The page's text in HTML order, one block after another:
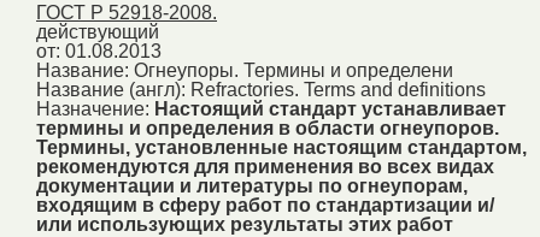
ГОСТ Р 52918-2008.
действующий
от: 01.08.2013
Название: Огнеупоры. Термины и определени
Название (англ): Refractories. Terms and definitions
Назначение: Настоящий стандарт устанавливает
термины и определения в области огнеупоров.
Термины, установленные настоящим стандартом,
рекомендуются для применения во всех видах
документации и литературы по огнеупорам,
входящим в сферу работ по стандартизации и/
или использующих результаты этих работ